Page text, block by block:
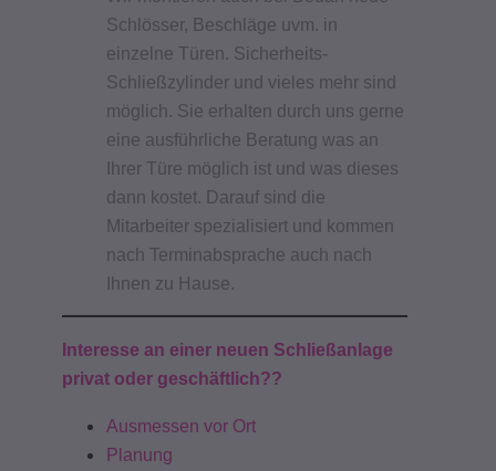
Schlösser, Beschläge uvm. in
einzelne Türen. Sicherheits-
Schließzylinder und vieles mehr sind
möglich. Sie erhalten durch uns gerne
eine ausführliche Beratung was an
Ihrer Türe möglich ist und was dieses
dann kostet. Darauf sind die
Mitarbeiter spezialisiert und kommen
nach Terminabsprache auch nach
Ihnen zu Hause.
Interesse an einer neuen Schließanlage
privat oder geschäftlich??
Ausmessen vor Ort
Planung